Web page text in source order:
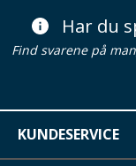
Har du
Find svarene på
KUNDESERVICE